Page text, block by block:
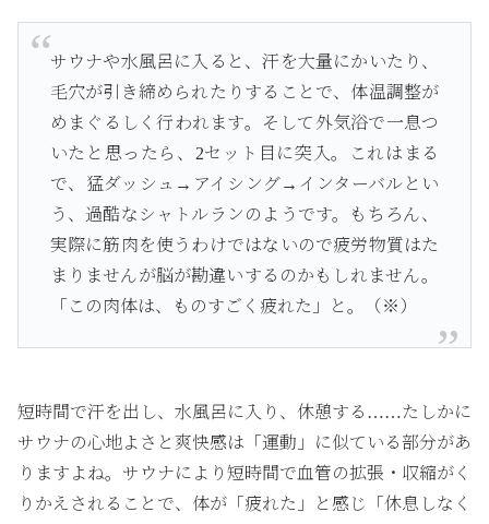
サウナや水風呂に入ると、汗を大量にかいたり、
毛穴が引き締められたりすることで、体温調整が
めまぐるしく行われます。そして外気浴で一息つ
いたと思ったら、2セット目に突入。これはまる
で、猛ダッシュ→アイシング→インターバルとい
う、過酷なシャトルランのようです。もちろん、
実際に筋肉を使うわけではないので疲労物質はた
まりませんが脳が勘違いするのかもしれません。
「この肉体は、ものすごく疲れた」と。（※）
短時間で汗を出し、水風呂に入り、休憩する……たしかに
サウナの心地よさと爽快感は「運動」に似ている部分があ
りますよね。サウナにより短時間で血管の拡張・収縮がく
りかえされることで、体が「疲れた」と感じ「休息しなく